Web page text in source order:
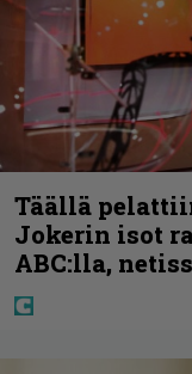
Täällä
Jokerin isot
ABC:lla,